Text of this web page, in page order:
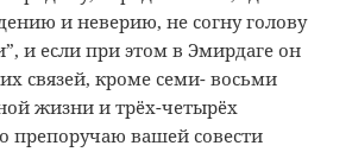
и неверию, не согну голову
и если при этом в Эмирдаге он
связей, кроме семи- восьми
жизни и трёх-четырёх
препоручаю вашей совести